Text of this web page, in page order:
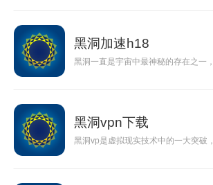
黑洞加速h18
黑洞一直是宇宙中最神秘的存在之一
黑洞vpn下载
黑洞vp是虚拟现实技术中的一大突破